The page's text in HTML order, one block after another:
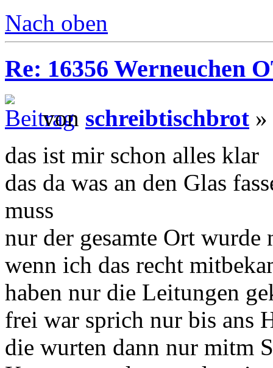
Nach oben
Re: 16356 Werneuchen
von schreibtischbrot
das ist mir schon alles klar
das da was an den Glas
muss
nur der gesamte Ort wurde
wenn ich das recht
haben nur die Leitungen
frei war sprich nur bis ans
die wurten dann nur mitm